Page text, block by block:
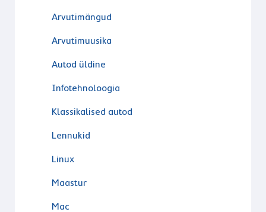
Arvutimängud
Arvutimuusika
Autod üldine
Infotehnoloogia
Klassikalised autod
Lennukid
Linux
Maastur
Mac